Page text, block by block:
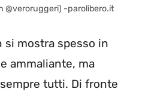
@veroruggeri) -parolibero.it
si mostra spesso in
ammaliante, ma
tutti. Di fronte